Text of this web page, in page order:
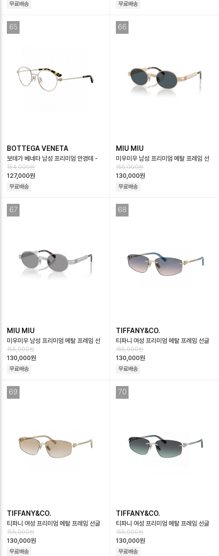
무료배송 무료배송
65
BOTTEGA VENETA
보테가 베네타 남성 프리미엄 안경테 -
Bottega veneta Mens Premium
…
154,000원
127,000원
무료배송
66
MIU MIU
미우미우 남성 프리미엄 메탈 프레임 선
글라스 - Miumiu Mens Premium
Met…
155,000원
130,000원
무료배송
67
MIU MIU
미우미우 남성 프리미엄 메탈 프레임 선
글라스 - Miumiu Mens Premium
Met…
155,000원
130,000원
무료배송
68
TIFFANY&CO.
티파니 여성 프리미엄 메탈 프레임 선글
라스 - Tiffany Womens Premium
M…
155,000원
130,000원
무료배송
69
TIFFANY&CO.
티파니 여성 프리미엄 메탈 프레임 선글
라스 - Tiffany Womens Premium
M…
155,000원
130,000원
무료배송
70
TIFFANY&CO.
티파니 여성 프리미엄 메탈 프레임 선글
라스 - Tiffany Womens Premium
M…
155,000원
130,000원
무료배송